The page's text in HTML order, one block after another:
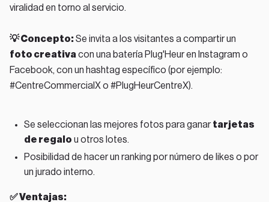
viralidad en torno al servicio.
💡 Concepto: Se invita a los visitantes a compartir un
foto creativa con una batería Plug'Heur en Instagram o
Facebook, con un hashtag específico (por ejemplo:
#CentreCommercialX o #PlugHeurCentreX).
Se seleccionan las mejores fotos para ganar tarjetas
de regalo u otros lotes.
Posibilidad de hacer un ranking por número de likes o por
un jurado interno.
✅ Ventajas: